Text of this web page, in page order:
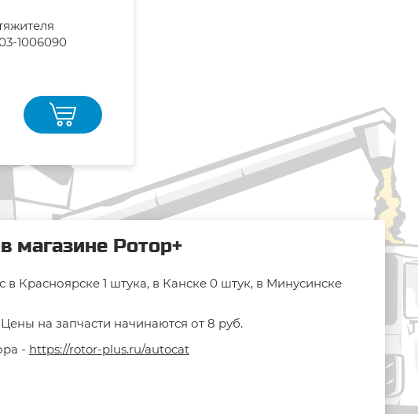
2103-1006090
магазине Ротор+
Красноярске 1 штука, в Канске 0 штук, в Минусинске
на запчасти начинаются от 8 руб.
- https://rotor-plus.ru/autocat